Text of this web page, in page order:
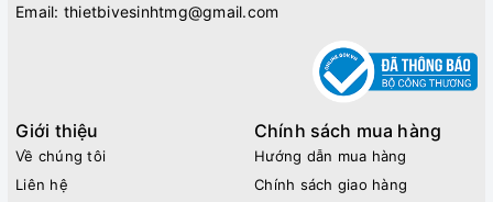
Email: thietbivesinhtmg@gmail.com
Giới thiệu
Về chúng tôi
Liên hệ
Chính sách mua hàng
Hướng dẫn mua hàng
Chính sách giao hàng